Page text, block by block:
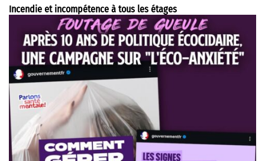
Incendie et incompétence à tous les étages